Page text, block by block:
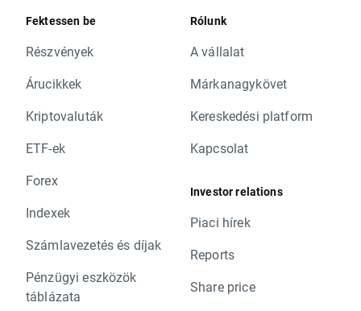
Fektessen be
Részvények
Árucikkek
Kriptovaluták
ETF-ek
Forex
Indexek
Számlavezetés és díjak
Pénzügyi eszközök
táblázata
Rólunk
A vállalat
Márkanagykövet
Kereskedési platform
Kapcsolat
Investor relations
Piaci hírek
Reports
Share price